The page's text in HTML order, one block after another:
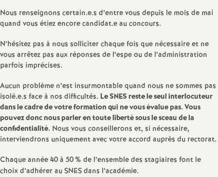
d
d
g
r
é
Nous renseignons certain.e.s d’entre vous depuis le mois de mai
quand vous étiez encore candidat.e au concours.
N’hésitez pas à nous solliciter chaque fois que nécessaire et ne
vous arrêtez pas aux réponses de l’espe ou de l’administration
parfois imprécises.
Aucun problème n’est insurmontable quand nous ne sommes pas
isolé.e.s face à nos difficultés. Le SNES reste le seul interlocuteur
dans le cadre de votre formation qui ne vous évalue pas. Vous
pouvez donc nous parler en toute liberté sous le sceau de la
confidentialité. Nous vous conseillerons et, si nécessaire,
interviendrons uniquement avec votre accord auprès du rectorat.
Chaque année 40 à 50% de l’ensemble des stagiaires font le
choix d’adhérer au SNES dans l’académie.